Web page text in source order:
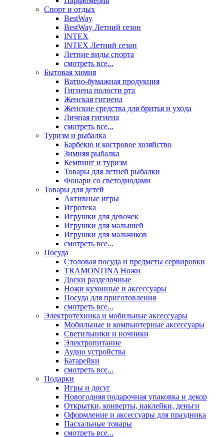
Спорт и отдых
BestWay
BestWay Летний сезон
INTEX
INTEX Летний сезон
Летние виды спорта
смотреть все...
Бытовая химия
Ватно-бумажная продукция
Гигиена полости рта
Женская гигиена
Женские средства для бритья и ухода
Личная гигиена
смотреть все...
Туризм и рыбалка
Барбекю и костровое хозяйство
Зимняя рыбалка
Кемпинг и туризм
Товары для летней рыбалки
Фонари со светодиодами
Товары для детей
Активные игры
Игротека
Игрушки для девочек
Игрушки для малышей
Игрушки для мальчиков
смотреть все...
Посуда
Столовая посуда и предметы сервировки
TRAMONTINA Ножи
Доски разделочные
Ножи кухонные и аксессуары
Посуда для приготовления
смотреть все...
Электротехника и мобильные аксессуары
Мобильные и компьютерные аксессуары
Светильники и ночники
Электропитание
Аудио устройства
Батарейки
смотреть все...
Подарки
Игры и досуг
Новогодняя подарочная упаковка и декор
Открытки, конверты, наклейки, деньги
Оформление и аксессуары для праздника
Пасхальные товары
смотреть все...